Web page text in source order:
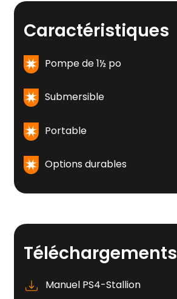
Caractéristiques
Pompe de 1½ po
Submersible
Portable
Options durables
Téléchargements
Manuel PS4-Stallion